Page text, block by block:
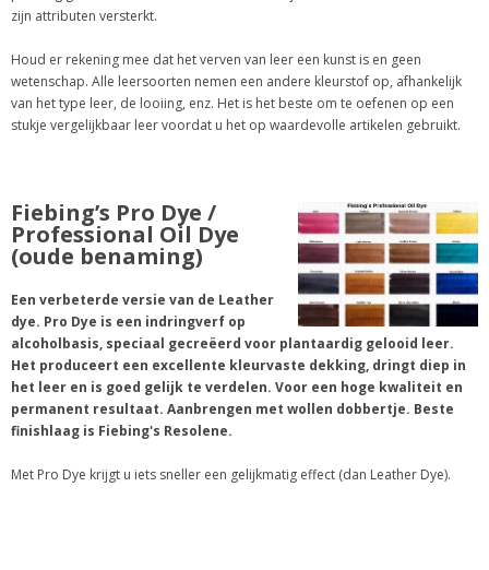
zijn attributen versterkt.
Houd er rekening mee dat het verven van leer een kunst is en geen
wetenschap. Alle leersoorten nemen een andere kleurstof op, afhankelijk
van het type leer, de looiing, enz. Het is het beste om te oefenen op een
stukje vergelijkbaar leer voordat u het op waardevolle artikelen gebruikt.
Fiebing’s Pro Dye /
Professional Oil Dye
(oude benaming)
Een verbeterde versie van de Leather
dye. Pro Dye is een indringverf op
alcoholbasis, speciaal gecreëerd voor plantaardig gelooid leer.
Het produceert een excellente kleurvaste dekking, dringt diep in
het leer en is goed gelijk te verdelen. Voor een hoge kwaliteit en
permanent resultaat. Aanbrengen met wollen dobbertje. Beste
finishlaag is Fiebing's Resolene.
Met Pro Dye krijgt u iets sneller een gelijkmatig effect (dan Leather Dye).